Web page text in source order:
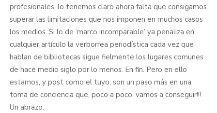
profesionales, lo tenemos claro ahora falta que consigamos
superar las limitaciones que nos imponen en muchos casos
los medios. Si lo de ‘marco incomparable’ ya penaliza en
cualquier artículo la verborrea periodística cada vez que
hablan de bibliotecas sigue fielmente los lugares comunes
de hace medio siglo por lo menos. En fin. Pero en ello
estamos, y post como el tuyo, son un paso más en una
toma de conciencia que, poco a poco, vamos a conseguir!!!
Un abrazo.